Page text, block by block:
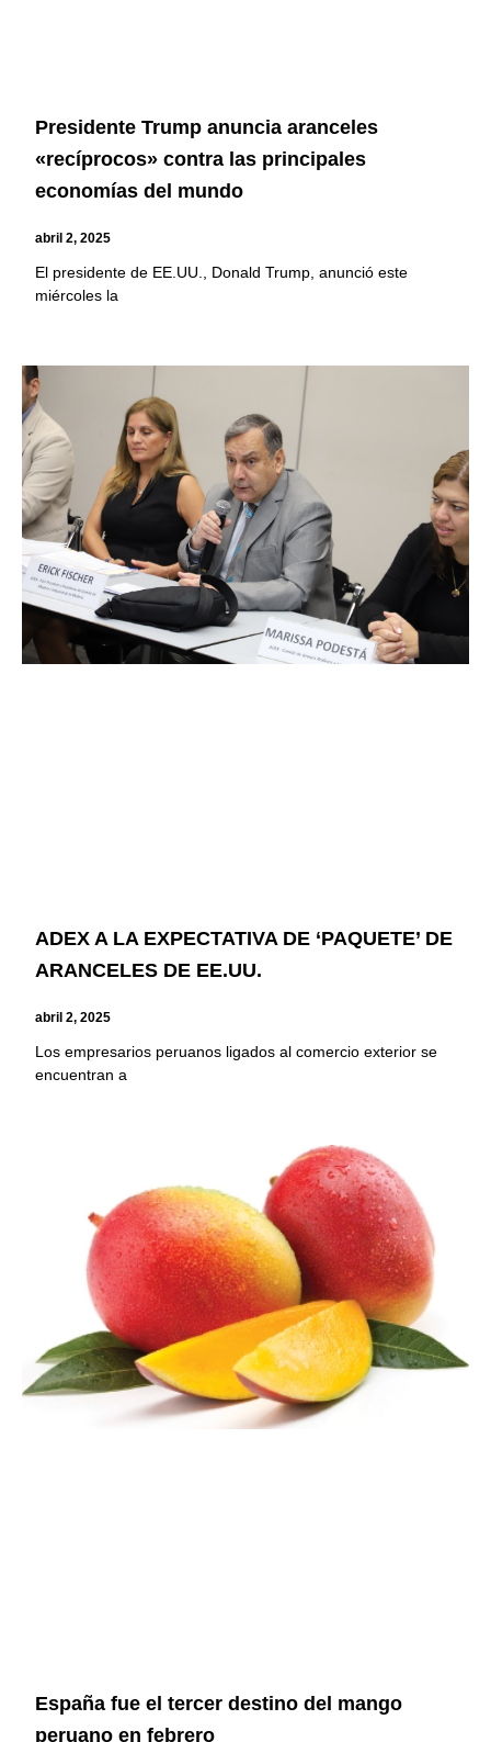
Presidente Trump anuncia aranceles
«recíprocos» contra las principales
economías del mundo
abril 2, 2025
El presidente de EE.UU., Donald Trump, anunció este
miércoles la
ADEX A LA EXPECTATIVA DE ‘PAQUETE’ DE
ARANCELES DE EE.UU.
abril 2, 2025
Los empresarios peruanos ligados al comercio exterior se
encuentran a
España fue el tercer destino del mango
peruano en febrero